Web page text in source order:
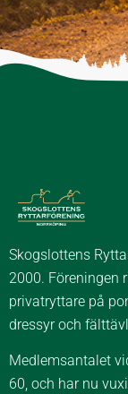
Skogslottens
2000. Föreningen
privatryttare på
dressyr och
Medlemsantalet
60, och har nu